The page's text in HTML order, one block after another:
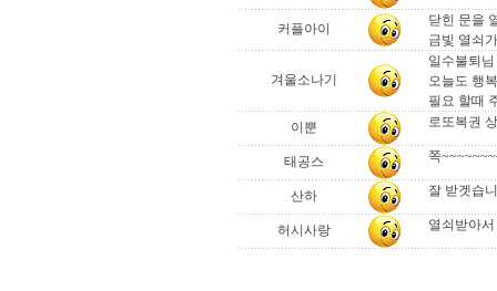
커플아이
닫힌 문을
금빛 열쇠
겨울소나기
일수불퇴
오늘도 행
필요 할때
이뿐
로또복권
태공스 쪽
산하 잘 받겟습
허시사랑 열쇠받아